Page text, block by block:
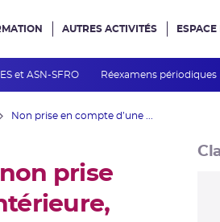
et ASN-SFRO Réexamens périodiques
AUTRES ACTIVITÉS
Non prise en compte d’une ...
prise